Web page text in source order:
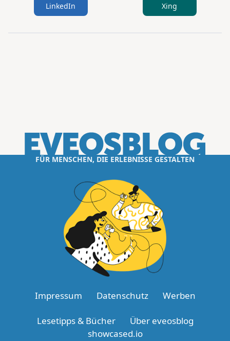
LinkedIn Xing
FÜR MENSCHEN, DIE ERLEBNISSE GESTALTEN
Impressum Datenschutz Werben
Lesetipps & Bücher
Über eveosblog
showcased.io